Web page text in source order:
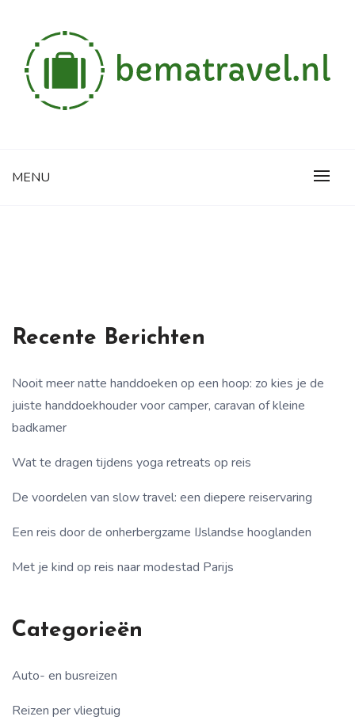
content
MENU
Recente Berichten
Nooit meer natte handdoeken op een hoop: zo kies je de
juiste handdoekhouder voor camper, caravan of kleine
badkamer
Wat te dragen tijdens yoga retreats op reis
De voordelen van slow travel: een diepere reiservaring
Een reis door de onherbergzame IJslandse hooglanden
Met je kind op reis naar modestad Parijs
Categorieën
Auto- en busreizen
Reizen per vliegtuig